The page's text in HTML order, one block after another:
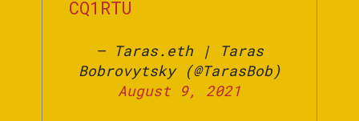
CQ1RTU
— Taras.eth | Taras
Bobrovytsky (@TarasBob)
August 9, 2021